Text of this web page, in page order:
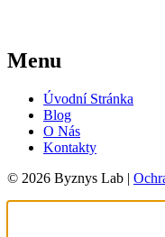
Menu
Úvodní Stránka
Blog
O Nás
Kontakty
© 2026 Byznys Lab |